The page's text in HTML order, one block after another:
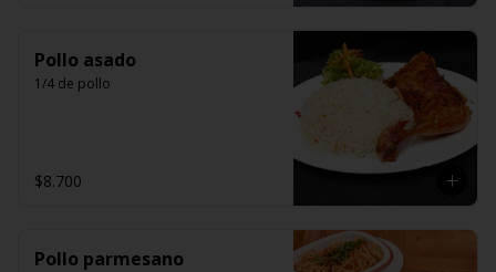
Pollo asado
1/4 de pollo
$8.700
Pollo parmesano